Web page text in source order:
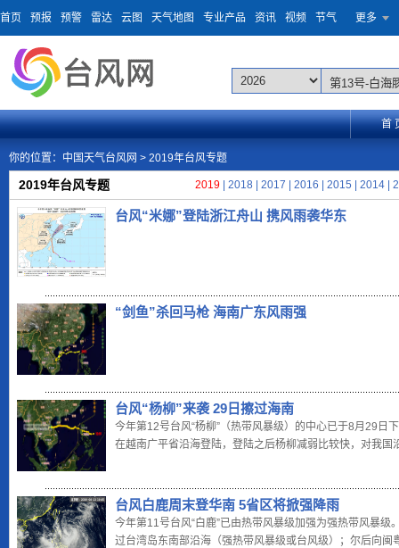
首页 预报 预警 雷达 云图 天气地图 专业产品 资讯 视频 节气 更多
首
你的位置： 中国天气台风网 > 2019年台风专题
2019年台风专题 2019 2018 2017 2016 2015 2014
台风“米娜”登陆浙江舟山 携风雨袭华东
“剑鱼”杀回马枪 海南广东风雨强
台风“杨柳”来袭 29日擦过海南
今年第12号台风“杨柳”（热带风暴级）的中心已于8月29日
在越南广平省沿海登陆，登陆之后杨柳减弱比较快，对我国
台风白鹿周末登华南 5省区将掀强降雨
今年第11号台风“白鹿”已由热带风暴级加强为强热带风暴级
过台湾岛东南部沿海（强热带风暴级或台风级）；尔后向